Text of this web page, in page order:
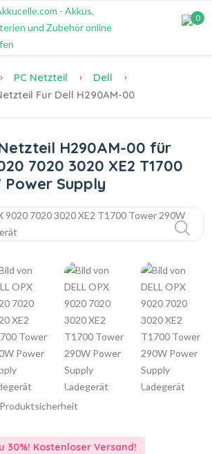
0
PC Netzteil
Dell
Fur Dell H290AM-00
H290AM-00 für
7020 3020 XE2 T1700
Power Supply
30%! Kostenloser Versand!